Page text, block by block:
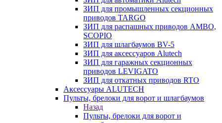
ЗИП для промышленных секционных
приводов TARGO
ЗИП для распашных приводов AMBO,
SCOPIO
ЗИП для шлагбаумов BV-5
ЗИП для аксессуаров Alutech
ЗИП для гаражных секционных
приводов LEVIGATO
ЗИП для откатных приводов RTO
Аксессуары ALUTECH
Пульты, брелоки для ворот и шлагбаумов
Назад
Пульты, брелоки для ворот и